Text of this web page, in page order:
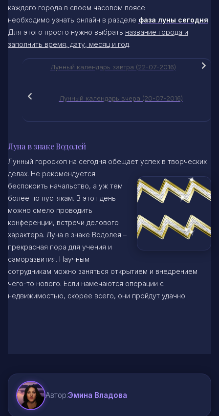
каждого города в своем часовом поясе
необходимо узнать онлайн в разделе фаза луны сегодня.
Для этого просто нужно выбрать название города и
заполнить время, дату, месяц и год.
Лунный календарь завтра (22-07-2016)
Лунный календарь вчера (20-07-2016)
Луна в знаке Водолей
Лунный гороскоп на сегодня обещает успех в творческих
делах. Не рекомендуется
беспокоить начальство, а уж тем
более по пустякам. В этот день
можно смело проводить
конференции, встречи делового
характера. Луна в знаке Водолея –
прекрасная пора для учения и
саморазвития. Научным
сотрудникам можно заняться открытием и внедрением
чего-то нового. Если намечаются операции с
недвижимостью, скорее всего, они пройдут удачно.
Автор:Эмина Владова